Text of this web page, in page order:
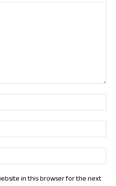
in this browser for the next